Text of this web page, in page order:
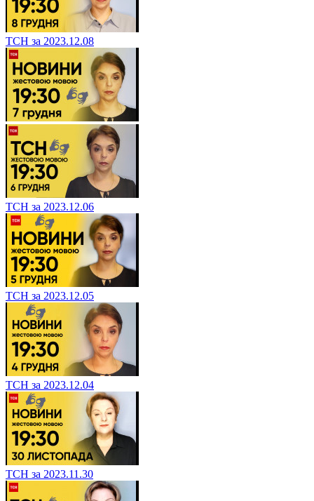
ТСН за 2023.12.08
ТСН за 2023.12.06
ТСН за 2023.12.05
ТСН за 2023.12.04
ТСН за 2023.11.30